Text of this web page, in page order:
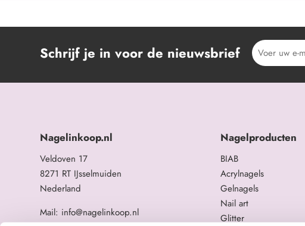
Schrijf je in voor de nieuwsbrief
Nagelinkoop.nl
Veldoven 17
8271 RT IJsselmuiden
Nederland
Mail: info@nagelinkoop.nl
Nagelproducten
BIAB
Acrylnagels
Gelnagels
Nail art
Glitter